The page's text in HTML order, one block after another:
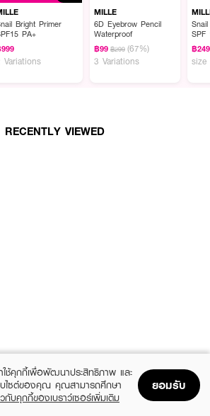
Bright Primer
PA+
Variations
MILLE
6D Eyebrow Pencil
Waterproof
฿99 ฿299 (67%)
3 Variations
SPF
฿249
size
RECENTLY VIEWED
าใช้คุกกี้เพื่อพัฒนาประสิทธิภาพ และ
บไซต์ของคุณ คุณสามารถศึกษา
วกับคุกกี้ของเบราว์เซอร์เพิ่มเติม
ยอมรับ